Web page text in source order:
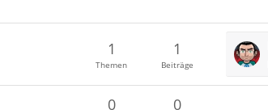
Themen
1
Beiträge
1
0 0